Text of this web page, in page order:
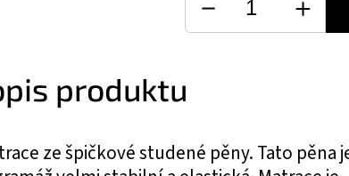
produktu
ze špičkové studené pěny. Tato pěna